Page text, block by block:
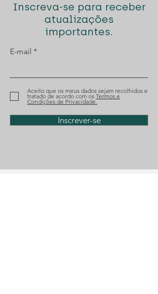
Diogo Santana Lopes
premiado pela Best
Inscreva-se para receber
atualizações
importantes.
E-mail
Aceito que os meus dados sejam recolhidos e
tratado de acordo com os Termos e
Condições de Privacidade.
Inscrever-se